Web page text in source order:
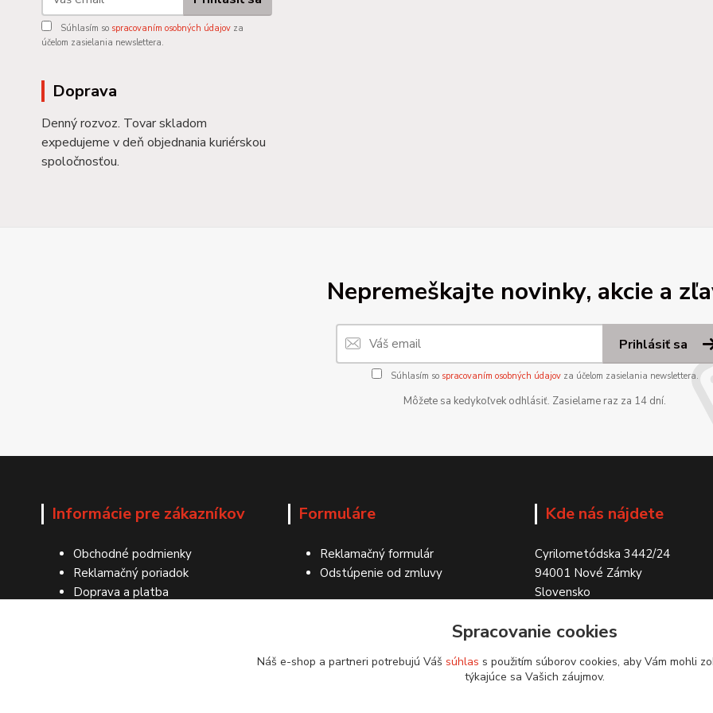
Súhlasím so spracovaním osobných údajov za
účelom zasielania newslettera.
Doprava
Denný rozvoz. Tovar skladom
expedujeme v deň objednania kuriérskou
spoločnosťou.
Nepremeškajte novinky, akcie a
Prihlásiť sa
Súhlasím so spracovaním osobných údajovza účelom zasielania newslettera.
Môžete sa kedykoľvek odhlásiť. Zasielame raz za 14 dní.
Informácie pre zákazníkov
Obchodné podmienky
Reklamačný poriadok
Doprava a platba
Formuláre
Reklamačný formulár
Odstúpenie od zmluvy
Kde nás nájdete
Cyrilometódska 3442/24
94001 Nové Zámky
Slovensko
Spracovanie cookies
Náš e-shop a partneri potrebujú Váš súhlas s použitím súborov cookies, aby Vám mohli
týkajúce sa Vašich záujmov.